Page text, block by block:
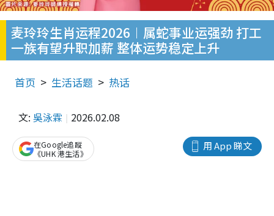
麦玲玲生肖运程2026︱属蛇事业运强劲 打工
一族有望升职加薪 整体运势稳定上升
首页 生活话题 热话
文: 吳泳霖 2026.02.08
用 App 睇文
在Google追蹤
《UHK 港生活》